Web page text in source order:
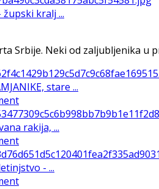
župski kralj ...
Srbije. Neki od zaljubljenika u
stare ...
rakija, ...
- ...